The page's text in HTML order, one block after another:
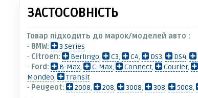
ЗАСТОСОВНІСТЬ
Товар підходить до марок/моделей авто :
- BMW:
3 Series
- Citroen: Berlingo, C3, C4, DS3, DS4,
- Ford: B-Max, C-Max, Connect, Courier,
Mondeo,
Transit
- Peugeot: 2008, 208, 3008, 308, 5008,